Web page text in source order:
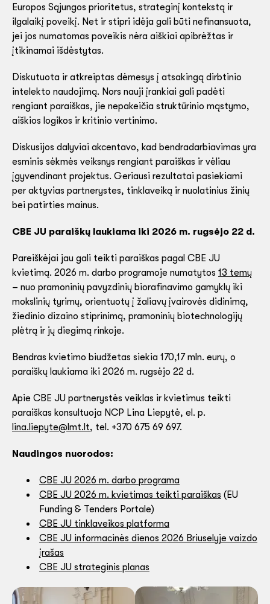
Europos Sąjungos prioritetus, strateginį kontekstą ir
ilgalaikį poveikį. Net ir stipri idėja gali būti nefinansuota,
jei jos numatomas poveikis nėra aiškiai apibrėžtas ir
įtikinamai išdėstytas.
Diskutuota ir atkreiptas dėmesys į atsakingą dirbtinio
intelekto naudojimą. Nors nauji įrankiai gali padėti
rengiant paraiškas, jie nepakeičia struktūrinio mąstymo,
aiškios logikos ir kritinio vertinimo.
Diskusijos dalyviai akcentavo, kad bendradarbiavimas yra
esminis sėkmės veiksnys rengiant paraiškas ir vėliau
įgyvendinant projektus. Geriausi rezultatai pasiekiami
per aktyvias partnerystes, tinklaveiką ir nuolatinius žinių
bei patirties mainus.
CBE JU paraiškų laukiama iki 2026 m. rugsėjo 22 d.
Pareiškėjai jau gali teikti paraiškas pagal CBE JU
kvietimą. 2026 m. darbo programoje numatytos 13 temų
– nuo pramoninių pavyzdinių biorafinavimo gamyklų iki
mokslinių tyrimų, orientuotų į žaliavų įvairovės didinimą,
žiedinio dizaino stiprinimą, pramoninių biotechnologijų
plėtrą ir jų diegimą rinkoje.
Bendras kvietimo biudžetas siekia 170,17 mln. eurų, o
paraiškų laukiama iki 2026 m. rugsėjo 22 d.
Apie CBE JU partnerystės veiklas ir kvietimus teikti
paraiškas konsultuoja NCP Lina Liepytė, el. p.
lina.liepyte@lmt.lt, tel. +370 675 69 697.
Naudingos nuorodos:
CBE JU 2026 m. darbo programa
CBE JU 2026 m. kvietimas teikti paraiškas (EU
Funding & Tenders Portale)
CBE JU tinklaveikos platforma
CBE JU informacinės dienos 2026 Briuselyje vaizdo
įrašas
CBE JU strateginis planas